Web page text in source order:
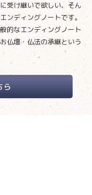
受け継いで欲しい、そん
ンディングノートです。
的なエンディングノート
仏壇・仏法の承継という
ら